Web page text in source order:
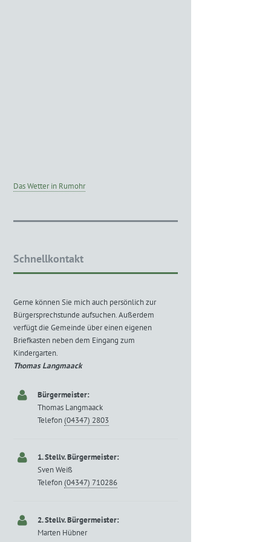
Das Wetter in Rumohr
Schnellkontakt
Gerne können Sie mich auch persönlich zur
Bürgersprechstunde aufsuchen. Außerdem
verfügt die Gemeinde über einen eigenen
Briefkasten neben dem Eingang zum
Kindergarten.
Thomas Langmaack
Bürgermeister:
Thomas Langmaack
Telefon(04347) 2803
1. Stellv. Bürgermeister:
Sven Weiß
Telefon(04347) 710286
2. Stellv. Bürgermeister:
Marten Hübner